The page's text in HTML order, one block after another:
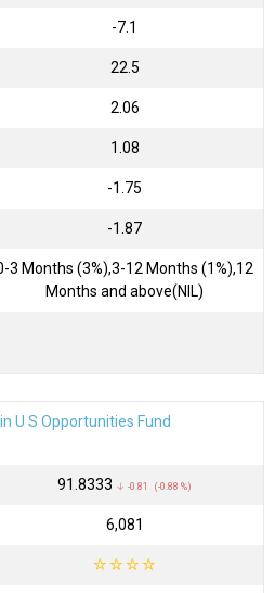
-7.1
22.5
2.06
1.08
-1.75
-1.87
3 Months (3%),3-12 Months (1%),12
Months and above(NIL)
U S Opportunities Fund
₹91.8333 ↓ -0.81 (-0.88 %)
₹6,081
☆☆☆☆